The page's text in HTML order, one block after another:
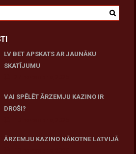
LV BET APSKATS AR JAUNĀKU
SKATĪJUMU
VAI SPĒLĒT ĀRZEMJU KAZINO IR
DROŠI?
ĀRZEMJU KAZINO NĀKOTNE LATVIJĀ